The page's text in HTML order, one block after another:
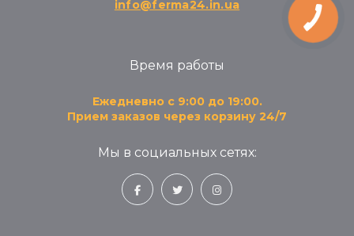
info@ferma24.in.ua
Время работы
Ежедневно с 9:00 до 19:00.
Прием заказов через корзину 24/7
Мы в социальных сетях: